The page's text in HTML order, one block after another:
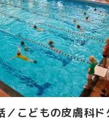
／こどもの皮膚科ド